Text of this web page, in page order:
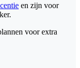
en zijn voor
voor extra